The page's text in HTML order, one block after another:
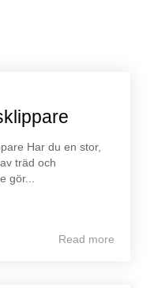
Har du en stor,
träd och
gör...
Read more